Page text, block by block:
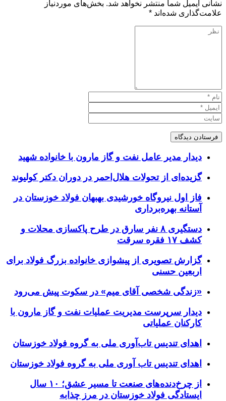
نشانی ایمیل شما منتشر نخواهد شد. بخش‌های موردنیاز
علامت‌گذاری شده‌اند *
دیدار مدیر عامل نفت و گاز مارون با خانواده شهید
گزیده‌ای از تحولات هلال‌احمر در دوران دکتر کولیوند
فاز اول نیروگاه خورشیدی بهبهان فولاد خوزستان در
آستانه بهره‌برداری
دستگیری ۸ نفر سارق در طرح پاکسازی محلات و
کشف ۱۷ فقره سرقت
گزارش تصویری از پیشوازی خانواده بزرگ فولاد برای
اربعین حسنی
«زندگی شخصی آقای میم» در سکوت پیش می‌رود
دیدار سرپرست مدیریت عملیات نفت و گاز مارون با
کارکنان عملیاتی
اهدای تندیس تاب‌آوری ملی به گروه فولاد خوزستان
اهدای تندیس تاب آوری ملی به گروه فولاد خوزستان
از چرخ‌دنده‌های صنعت تا مسیر عشق؛ ۱۰ سال
ایستادگی فولاد خوزستان در مرز چذابه